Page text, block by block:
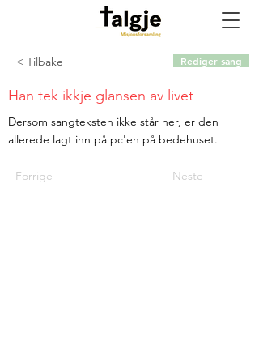
< Tilbake
Dersom sangteksten ikke står her, er den
allerede lagt inn på pc'en på bedehuset.
Forrige Neste
Han tek ikkje glansen av livet
Rediger sang